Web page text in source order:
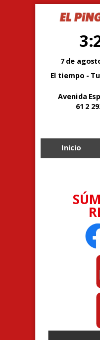
7 de
El tiempo -
Avenida
61 2
Inicio